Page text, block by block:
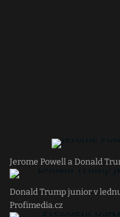
Jerome Powell a Donald
Donald Trump junior v
Profimedia.cz